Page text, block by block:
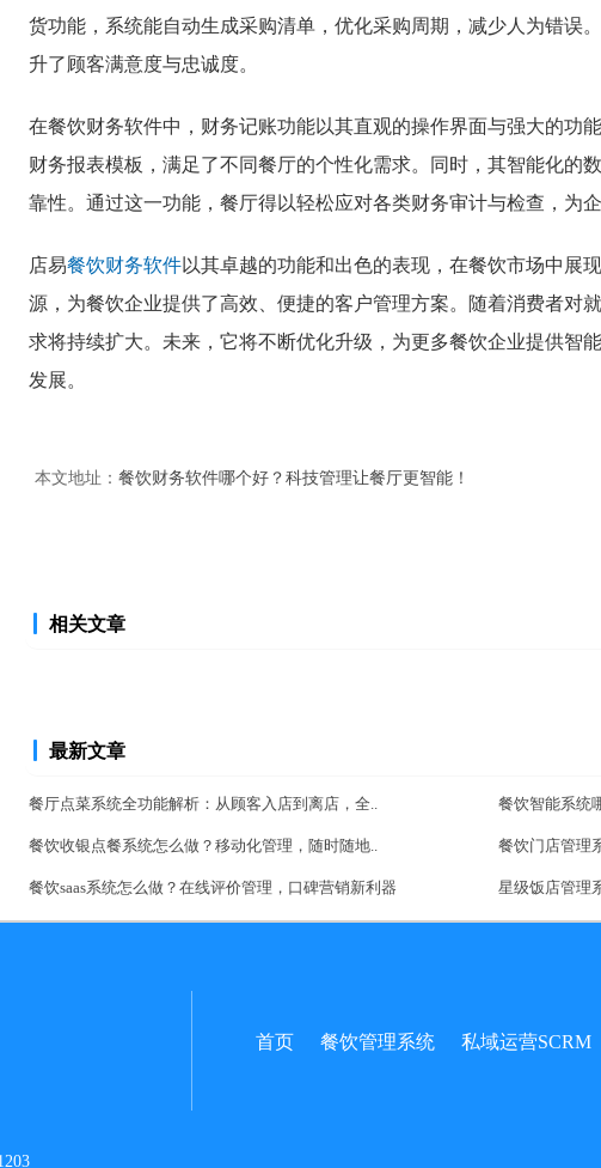
货功能，系统能自动生成采购清单，优化采购周期，减少人为错误
升了顾客满意度与忠诚度。
在餐饮财务软件中，财务记账功能以其直观的操作界面与强大的功
财务报表模板，满足了不同餐厅的个性化需求。同时，其智能化的
靠性。通过这一功能，餐厅得以轻松应对各类财务审计与检查，为
店易餐饮财务软件以其卓越的功能和出色的表现，在餐饮市场中展
源，为餐饮企业提供了高效、便捷的客户管理方案。随着消费者对
求将持续扩大。未来，它将不断优化升级，为更多餐饮企业提供智
发展。
本文地址： 餐饮财务软件哪个好？科技管理让餐厅更智能！
相关文章
最新文章
餐厅点菜系统全功能解析：从顾客入店到离店，全.. 餐饮智能系统
餐饮收银点餐系统怎么做？移动化管理，随时随地.. 餐饮门店管理
餐饮saas系统怎么做？在线评价管理，口碑营销新利器 星级饭店管理
首页 餐饮管理系统 私域运营SCRM